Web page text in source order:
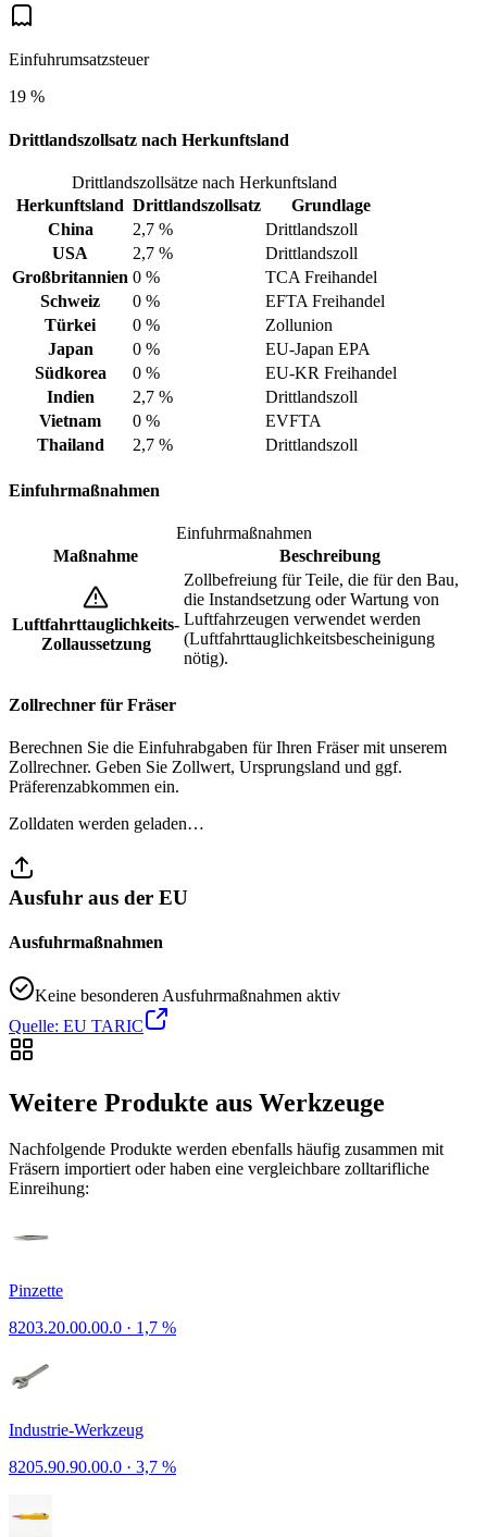
Einfuhrumsatzsteuer
19 %
Drittlandszollsatz nach Herkunftsland
Drittlandszollsätze nach Herkunftsland
Herkunftsland Drittlandszollsatz
Grundlage
China
2,7 %
Drittlandszoll
USA
2,7 %
Drittlandszoll
Großbritannien 0 %
TCA Freihandel
Schweiz
0 %
EFTA Freihandel
Türkei
0 %
Zollunion
Japan
0 %
EU-Japan EPA
Südkorea
0 %
EU-KR Freihandel
Indien
2,7 %
Drittlandszoll
Vietnam
0 %
EVFTA
Thailand
2,7 % Drittlandszoll
Einfuhrmaßnahmen
Einfuhrmaßnahmen
Maßnahme
Beschreibung
Luftfahrttauglichkeits-
Zollaussetzung
Zollbefreiung für Teile, die für den Bau,
die Instandsetzung oder Wartung von
Luftfahrzeugen verwendet werden
(Luftfahrttauglichkeitsbescheinigung
nötig).
Zollrechner für Fräser
Berechnen Sie die Einfuhrabgaben für Ihren Fräser mit unserem
Zollrechner. Geben Sie Zollwert, Ursprungsland und ggf.
Präferenzabkommen ein.
Zolldaten werden geladen…
Ausfuhr aus der EU
Ausfuhrmaßnahmen
Keine besonderen Ausfuhrmaßnahmen aktiv
Quelle: EU TARIC
Weitere Produkte aus Werkzeuge
Nachfolgende Produkte werden ebenfalls häufig zusammen mit
Fräsern importiert oder haben eine vergleichbare zolltarifliche
Einreihung:
Pinzette
8203.20.00.00.0 · 1,7 %
Industrie-Werkzeug
8205.90.90.00.0 · 3,7 %